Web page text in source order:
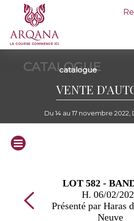
CATALOGUE
catalogue
VENTE
Du 14 au 17 novembre 2022,
LOT 582 -
H. 06/02/
Présenté par Haras
Neuve